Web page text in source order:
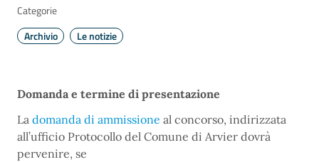
Categorie
Archivio
Le notizie
Domanda e termine di presentazione
La domanda di ammissione al concorso, indirizzata
all’ufficio Protocollo del Comune di Arvier dovrà
pervenire, se